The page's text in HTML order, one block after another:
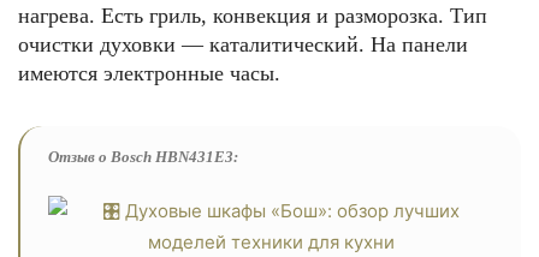
нагрева. Есть гриль, конвекция и разморозка. Тип
очистки духовки — каталитический. На панели
имеются электронные часы.
Отзыв о Bosch HBN431E3: